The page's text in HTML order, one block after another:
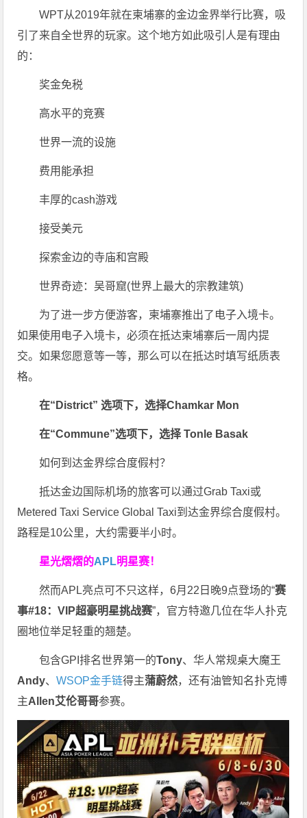
WPT从2019年就在柬埔寨的金边金界举行比赛，吸
引了来自全世界的玩家。这个地方如此吸引人是有理由
的：
奖金免税
高水平的竞赛
世界一流的设施
费用能承担
丰厚的cash游戏
接受美元
探索金边的寺庙和宫殿
世界奇迹：吴哥窟(世界上最大的宗教建筑)
为了进一步方便游客，柬埔寨推出了电子入境卡。
如果使用电子入境卡，必须在抵达柬埔寨后一周内提
交。如果您愿意等一等，那么可以在抵达时填写纸质表
格。
在“District” 选项下，选择Chamkar Mon
在“Commune”选项下，选择 Tonle Basak
如何到达金界综合度假村？
抵达金边国际机场的旅客可以通过Grab Taxi或
Metered Taxi Service Global Taxi到达金界综合度假村。
路程是10公里，大约需要半小时。
星光熠熠的APL明星赛！
然而APL亮点可不只这样，6月22日晚9点登场的“赛
事#18：VIP超豪明星挑战赛”，官方特邀几位在华人扑克
圈地位举足轻重的翘楚。
包含GPI排名世界第一的Tony、华人常规桌大魔王
Andy、WSOP金手链得主蒲蔚然，还有油管知名扑克博
主Allen艾伦哥哥参赛。